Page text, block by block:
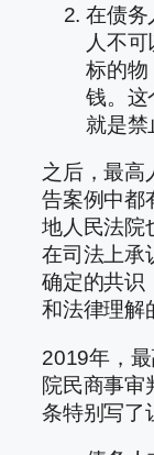
在债务
人不
标的物
钱。这
就是禁
之后，最高
告案例中都
地人民法院
在司法上承
确定的共识
和法律理解
2019年，
院民商事审
条特别写了